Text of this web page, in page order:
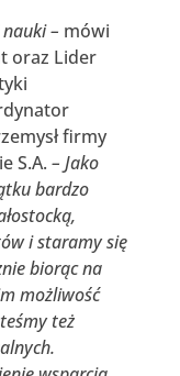
– mówi
oraz Lider
firmy
S.A. – Jako
bardzo
i staramy się
biorąc na
możliwość
też